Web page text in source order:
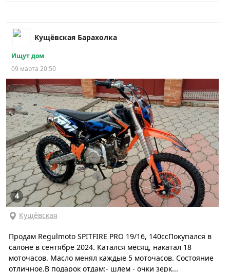
Кущёвская Барахолка
Ищут дом
09 марта 20:50
4
Кущёвская
Продам Regulmoto SPITFIRE PRO 19/16, 140ccПокупался в
салоне в сентябре 2024. Катался месяц, накатал 18
моточасов. Масло менял каждые 5 моточасов. Состояние
отличное.В подарок отдам:- шлем - очки зерк...